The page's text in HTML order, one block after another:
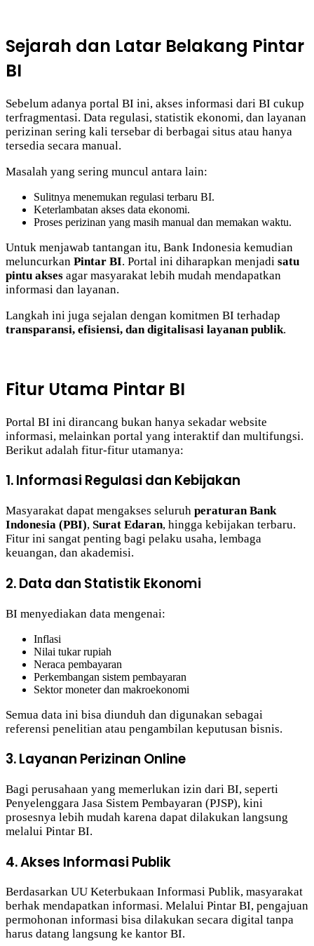
Sejarah dan Latar Belakang Pintar
BI
Sebelum adanya portal BI ini, akses informasi dari BI cukup
terfragmentasi. Data regulasi, statistik ekonomi, dan layanan
perizinan sering kali tersebar di berbagai situs atau hanya
tersedia secara manual.
Masalah yang sering muncul antara lain:
Sulitnya menemukan regulasi terbaru BI.
Keterlambatan akses data ekonomi.
Proses perizinan yang masih manual dan memakan waktu.
Untuk menjawab tantangan itu, Bank Indonesia kemudian
meluncurkan Pintar BI. Portal ini diharapkan menjadi satu
pintu akses agar masyarakat lebih mudah mendapatkan
informasi dan layanan.
Langkah ini juga sejalan dengan komitmen BI terhadap
transparansi, efisiensi, dan digitalisasi layanan publik.
Fitur Utama Pintar BI
Portal BI ini dirancang bukan hanya sekadar website
informasi, melainkan portal yang interaktif dan multifungsi.
Berikut adalah fitur-fitur utamanya:
1. Informasi Regulasi dan Kebijakan
Masyarakat dapat mengakses seluruh peraturan Bank
Indonesia (PBI), Surat Edaran, hingga kebijakan terbaru.
Fitur ini sangat penting bagi pelaku usaha, lembaga
keuangan, dan akademisi.
2. Data dan Statistik Ekonomi
BI menyediakan data mengenai:
Inflasi
Nilai tukar rupiah
Neraca pembayaran
Perkembangan sistem pembayaran
Sektor moneter dan makroekonomi
Semua data ini bisa diunduh dan digunakan sebagai
referensi penelitian atau pengambilan keputusan bisnis.
3. Layanan Perizinan Online
Bagi perusahaan yang memerlukan izin dari BI, seperti
Penyelenggara Jasa Sistem Pembayaran (PJSP), kini
prosesnya lebih mudah karena dapat dilakukan langsung
melalui Pintar BI.
4. Akses Informasi Publik
Berdasarkan UU Keterbukaan Informasi Publik, masyarakat
berhak mendapatkan informasi. Melalui Pintar BI, pengajuan
permohonan informasi bisa dilakukan secara digital tanpa
harus datang langsung ke kantor BI.